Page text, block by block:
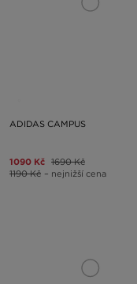
ADIDAS CAMPUS
1090 Kč 1690 Kč
1190 Kč – nejnižší cena